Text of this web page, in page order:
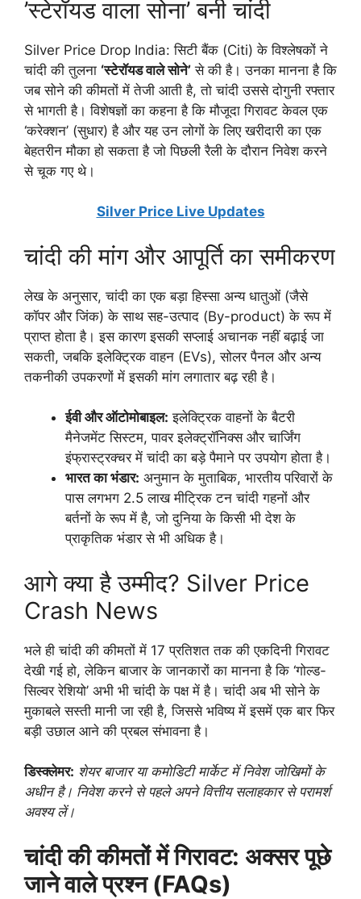
​’स्टेरॉयड वाला सोना’ बनी चांदी
​Silver Price Drop India: सिटी बैंक (Citi) के विश्लेषकों ने
चांदी की तुलना ‘स्टेरॉयड वाले सोने’ से की है। उनका मानना है कि
जब सोने की कीमतों में तेजी आती है, तो चांदी उससे दोगुनी रफ्तार
से भागती है। विशेषज्ञों का कहना है कि मौजूदा गिरावट केवल एक
‘करेक्शन’ (सुधार) है और यह उन लोगों के लिए खरीदारी का एक
बेहतरीन मौका हो सकता है जो पिछली रैली के दौरान निवेश करने
से चूक गए थे।
Silver Price Live Updates
​चांदी की मांग और आपूर्ति का समीकरण
​लेख के अनुसार, चांदी का एक बड़ा हिस्सा अन्य धातुओं (जैसे
कॉपर और जिंक) के साथ सह-उत्पाद (By-product) के रूप में
प्राप्त होता है। इस कारण इसकी सप्लाई अचानक नहीं बढ़ाई जा
सकती, जबकि इलेक्ट्रिक वाहन (EVs), सोलर पैनल और अन्य
तकनीकी उपकरणों में इसकी मांग लगातार बढ़ रही है।
ईवी और ऑटोमोबाइल: इलेक्ट्रिक वाहनों के बैटरी
मैनेजमेंट सिस्टम, पावर इलेक्ट्रॉनिक्स और चार्जिंग
इंफ्रास्ट्रक्चर में चांदी का बड़े पैमाने पर उपयोग होता है।
भारत का भंडार: अनुमान के मुताबिक, भारतीय परिवारों के
पास लगभग 2.5 लाख मीट्रिक टन चांदी गहनों और
बर्तनों के रूप में है, जो दुनिया के किसी भी देश के
प्राकृतिक भंडार से भी अधिक है।
​आगे क्या है उम्मीद? Silver Price
Crash News
​भले ही चांदी की कीमतों में 17 प्रतिशत तक की एकदिनी गिरावट
देखी गई हो, लेकिन बाजार के जानकारों का मानना है कि ‘गोल्ड-
सिल्वर रेशियो’ अभी भी चांदी के पक्ष में है। चांदी अब भी सोने के
मुकाबले सस्ती मानी जा रही है, जिससे भविष्य में इसमें एक बार फिर
बड़ी उछाल आने की प्रबल संभावना है।
डिस्क्लेमर: शेयर बाजार या कमोडिटी मार्केट में निवेश जोखिमों के
अधीन है। निवेश करने से पहले अपने वित्तीय सलाहकार से परामर्श
अवश्य लें।
चांदी की कीमतों में गिरावट: अक्सर पूछे
जाने वाले प्रश्न (FAQs)